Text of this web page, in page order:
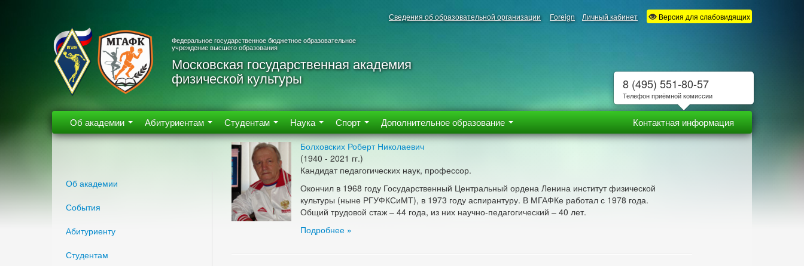
Сведения об образовательной организации Foreign Личный кабинет Версия для слабовидящих
Федеральное государственное бюджетное образовательное
учреждение высшего образования
Московская государственная академия
физической культуры
Об академии Абитуриентам Студентам Наука Спорт Дополнительное образование Контактная информация
Об академии
События
Абитуриенту
Студентам
Болховских Роберт Николаевич
(1940 - 2021 гг.)
Кандидат педагогических наук, профессор.
Окончил в 1968 году Государственный Центральный ордена Ленина институт физической
культуры (ныне РГУФКСиМТ), в 1973 году аспирантуру. В МГАФКе работал с 1978 года.
Общий трудовой стаж – 44 года, из них научно-педагогический – 40 лет.
Подробнее »
8 (495) 551-80-57
Телефон приёмной комиссии